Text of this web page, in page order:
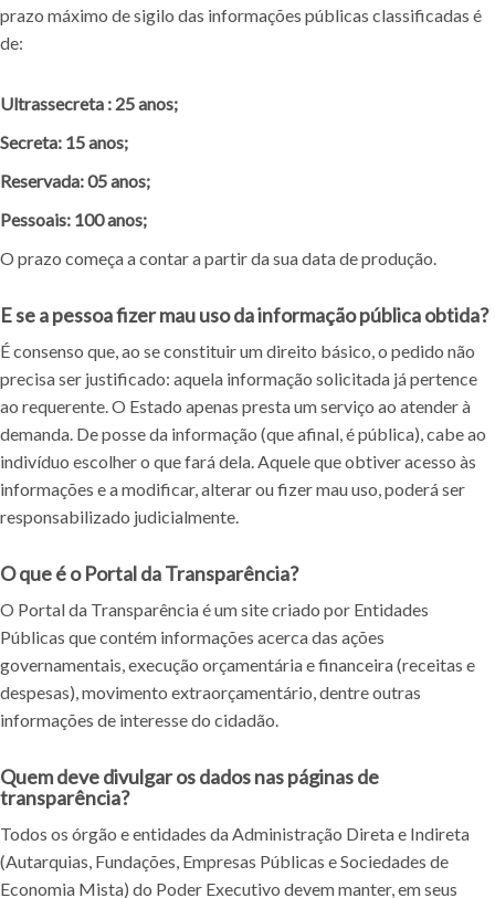
prazo máximo de sigilo das informações públicas classificadas é
de:
Ultrassecreta : 25 anos;
Secreta: 15 anos;
Reservada: 05 anos;
Pessoais: 100 anos;
O prazo começa a contar a partir da sua data de produção.
E se a pessoa fizer mau uso da informação pública obtida?
É consenso que, ao se constituir um direito básico, o pedido não
precisa ser justificado: aquela informação solicitada já pertence
ao requerente. O Estado apenas presta um serviço ao atender à
demanda. De posse da informação (que afinal, é pública), cabe ao
indivíduo escolher o que fará dela. Aquele que obtiver acesso às
informações e a modificar, alterar ou fizer mau uso, poderá ser
responsabilizado judicialmente.
O que é o Portal da Transparência?
O Portal da Transparência é um site criado por Entidades
Públicas que contém informações acerca das ações
governamentais, execução orçamentária e financeira (receitas e
despesas), movimento extraorçamentário, dentre outras
informações de interesse do cidadão.
Quem deve divulgar os dados nas páginas de
transparência?
Todos os órgão e entidades da Administração Direta e Indireta
(Autarquias, Fundações, Empresas Públicas e Sociedades de
Economia Mista) do Poder Executivo devem manter, em seus